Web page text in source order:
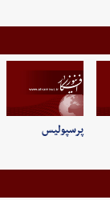
پرسپولیس